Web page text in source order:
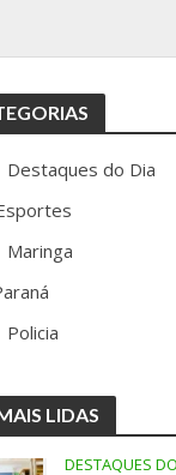
Destaques do Dia
Maringa
Policia
LIDAS
DESTAQUES